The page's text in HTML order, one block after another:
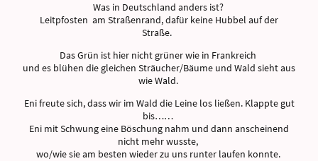
Was in Deutschland anders ist?
Leitpfosten am Straßenrand, dafür keine Hubbel auf der
Straße.
Das Grün ist hier nicht grüner wie in Frankreich
und es blühen die gleichen Sträucher/Bäume und Wald sieht aus
wie Wald.
Eni freute sich, dass wir im Wald die Leine los ließen. Klappte gut
bis……
Eni mit Schwung eine Böschung nahm und dann anscheinend
nicht mehr wusste,
wo/wie sie am besten wieder zu uns runter laufen konnte.